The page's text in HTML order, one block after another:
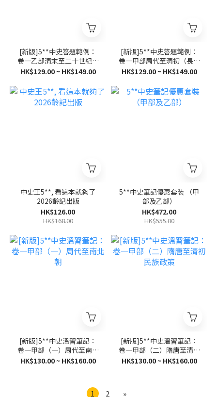
[新版]5**中史答題範例：
卷一乙部清末至二十世紀末
（長答題）
HK$129.00 ~ HK$149.00
[新版]5**中史答題範例：
卷一甲部周代至清初（長答
題）
HK$129.00 ~ HK$149.00
中史王5**, 看這本就夠了
2026齡記出版
HK$126.00
HK$168.00
5**中史筆記優惠套裝 （甲
部及乙部）
HK$472.00
HK$555.00
[新版]5**中史溫習筆記：
卷一甲部（一）周代至南北
朝
HK$130.00 ~ HK$160.00
[新版]5**中史溫習筆記：
卷一甲部（二）隋唐至清初
民族政策
HK$130.00 ~ HK$160.00
1 2 »